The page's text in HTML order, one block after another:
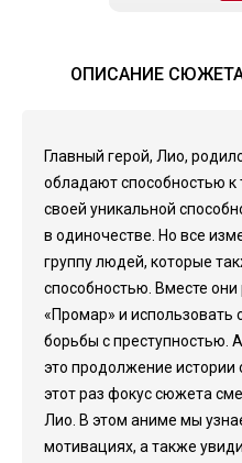
ОПИСАНИЕ
Главный герой, Лио,
обладают способностью к
своей уникальной
в одиночестве. Но все
группу людей, которые
способностью. Вместе
«Промар» и использовать
борьбы с преступностью.
это продолжение истории
этот раз фокус сюжета
Лио. В этом аниме мы
мотивациях, а также